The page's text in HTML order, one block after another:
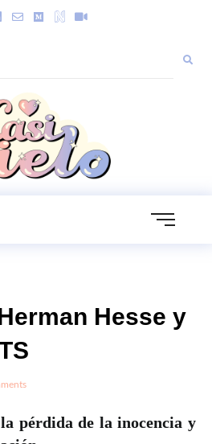
Hesse y
pérdida de la inocencia y